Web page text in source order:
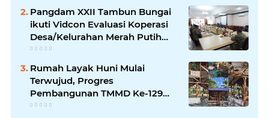
Pangdam XXII Tambun Bungai
ikuti Vidcon Evaluasi Koperasi
Desa/Kelurahan Merah Putih
dipimpin Wakil Panglima TNI
Rumah Layak Huni Mulai
Terwujud, Progres
Pembangunan TMMD Ke-129
Kodim 1807/Sorong Selatan